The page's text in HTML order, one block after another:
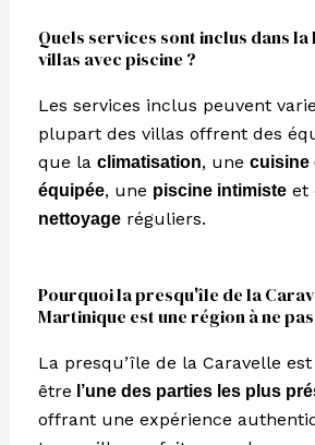
Quels services sont inclus dans
villas avec piscine ?
Les services inclus peuvent
plupart des villas offrent des
que la climatisation, une cuisine
équipée, une piscine intimisteet
nettoyageréguliers.
Pourquoi la presqu'île de la
Martinique est une région à ne
La presqu’île de la Caravelle
être l’une des parties les plus
offrant une expérience